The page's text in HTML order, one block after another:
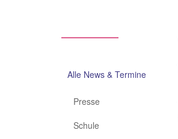
Alle News & Termine
Presse
Schule